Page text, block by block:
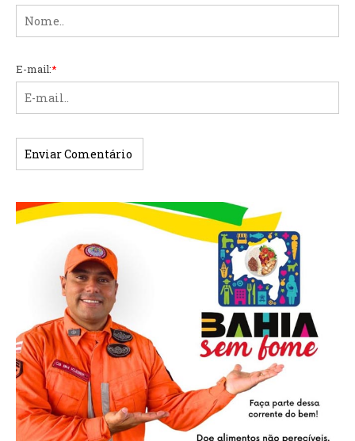
E-mail:*